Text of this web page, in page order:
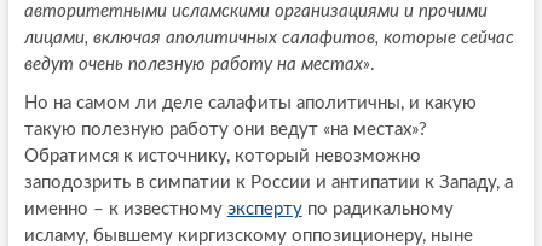
авторитетными исламскими организациями и прочими
лицами, включая аполитичных салафитов, которые сейчас
ведут очень полезную работу на местах».
Но на самом ли деле салафиты аполитичны, и какую
такую полезную работу они ведут «на местах»?
Обратимся к источнику, который невозможно
заподозрить в симпатии к России и антипатии к Западу, а
именно – к известному экспертупо радикальному
исламу, бывшему киргизскому оппозиционеру, ныне